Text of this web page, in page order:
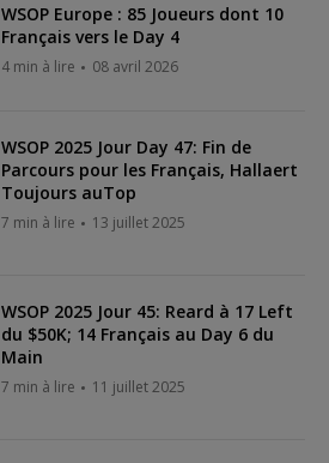
WSOP Europe : 85 Joueurs dont 10
Français vers le Day 4
4 min à lire 08 avril 2026
WSOP 2025 Jour Day 47: Fin de
Parcours pour les Français, Hallaert
Toujours auTop
7 min à lire 13 juillet 2025
WSOP 2025 Jour 45: Reard à 17 Left
du $50K; 14 Français au Day 6 du
Main
7 min à lire 11 juillet 2025